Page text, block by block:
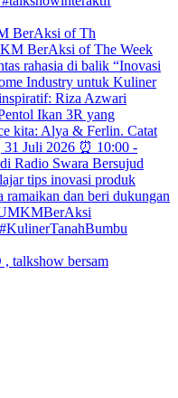
BerAksi of Th
talkshow bersam